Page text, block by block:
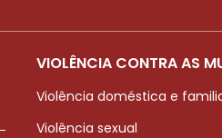
VIOLÊNCIA CONTRA AS
Violência doméstica e
Violência sexual